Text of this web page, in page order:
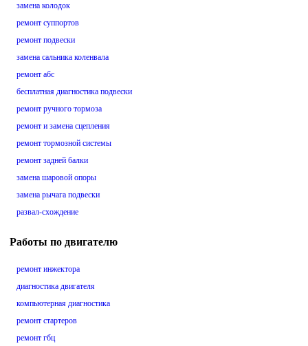
замена колодок
ремонт суппортов
ремонт подвески
замена сальника коленвала
ремонт абс
бесплатная диагностика подвески
ремонт ручного тормоза
ремонт и замена сцепления
ремонт тормозной системы
ремонт задней балки
замена шаровой опоры
замена рычага подвески
развал-схождение
Работы по двигателю
ремонт инжектора
диагностика двигателя
компьютерная диагностика
ремонт стартеров
ремонт гбц